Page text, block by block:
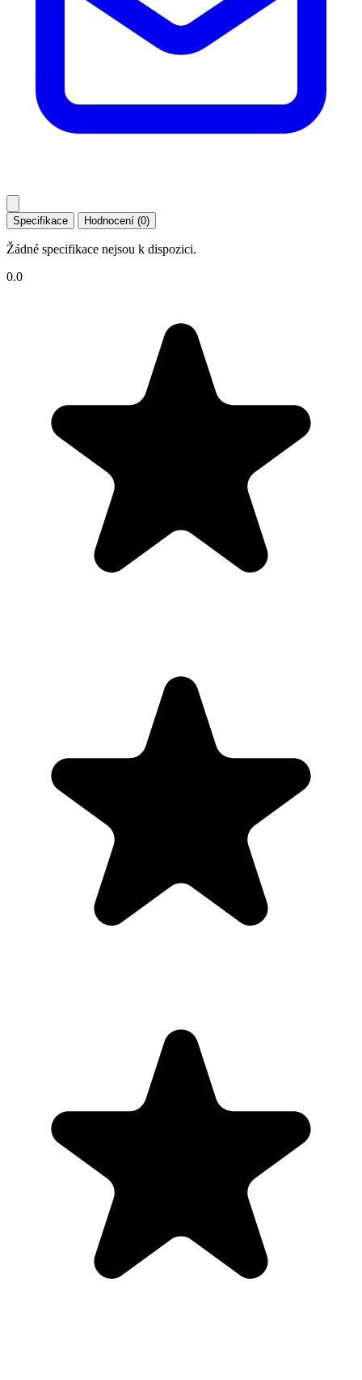
Specifikace Hodnocení (0)
Žádné specifikace nejsou k dispozici.
0.0